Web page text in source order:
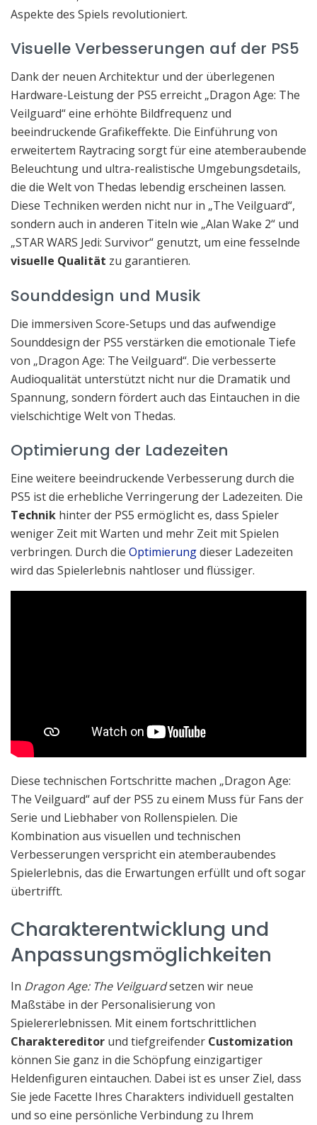
Aspekte des Spiels revolutioniert.
Visuelle Verbesserungen auf der PS5
Dank der neuen Architektur und der überlegenen
Hardware-Leistung der PS5 erreicht „Dragon Age: The
Veilguard“ eine erhöhte Bildfrequenz und
beeindruckende Grafikeffekte. Die Einführung von
erweitertem Raytracing sorgt für eine atemberaubende
Beleuchtung und ultra-realistische Umgebungsdetails,
die die Welt von Thedas lebendig erscheinen lassen.
Diese Techniken werden nicht nur in „The Veilguard“,
sondern auch in anderen Titeln wie „Alan Wake 2“ und
„STAR WARS Jedi: Survivor“ genutzt, um eine fesselnde
visuelle Qualität zu garantieren.
Sounddesign und Musik
Die immersiven Score-Setups und das aufwendige
Sounddesign der PS5 verstärken die emotionale Tiefe
von „Dragon Age: The Veilguard“. Die verbesserte
Audioqualität unterstützt nicht nur die Dramatik und
Spannung, sondern fördert auch das Eintauchen in die
vielschichtige Welt von Thedas.
Optimierung der Ladezeiten
Eine weitere beeindruckende Verbesserung durch die
PS5 ist die erhebliche Verringerung der Ladezeiten. Die
Technik hinter der PS5 ermöglicht es, dass Spieler
weniger Zeit mit Warten und mehr Zeit mit Spielen
verbringen. Durch die Optimierungdieser Ladezeiten
wird das Spielerlebnis nahtloser und flüssiger.
Diese technischen Fortschritte machen „Dragon Age:
The Veilguard“ auf der PS5 zu einem Muss für Fans der
Serie und Liebhaber von Rollenspielen. Die
Kombination aus visuellen und technischen
Verbesserungen verspricht ein atemberaubendes
Spielerlebnis, das die Erwartungen erfüllt und oft sogar
übertrifft.
Charakterentwicklung und
Anpassungsmöglichkeiten
In Dragon Age: The Veilguardsetzen wir neue
Maßstäbe in der Personalisierung von
Spielererlebnissen. Mit einem fortschrittlichen
Charaktereditor und tiefgreifender Customization
können Sie ganz in die Schöpfung einzigartiger
Heldenfiguren eintauchen. Dabei ist es unser Ziel, dass
Sie jede Facette Ihres Charakters individuell gestalten
und so eine persönliche Verbindung zu Ihrem